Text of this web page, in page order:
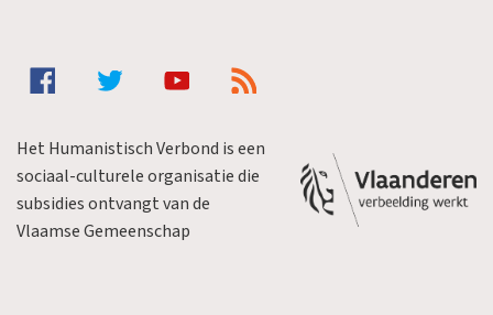
Het Humanistisch Verbond is een
sociaal-culturele organisatie die
subsidies ontvangt van de
Vlaamse Gemeenschap